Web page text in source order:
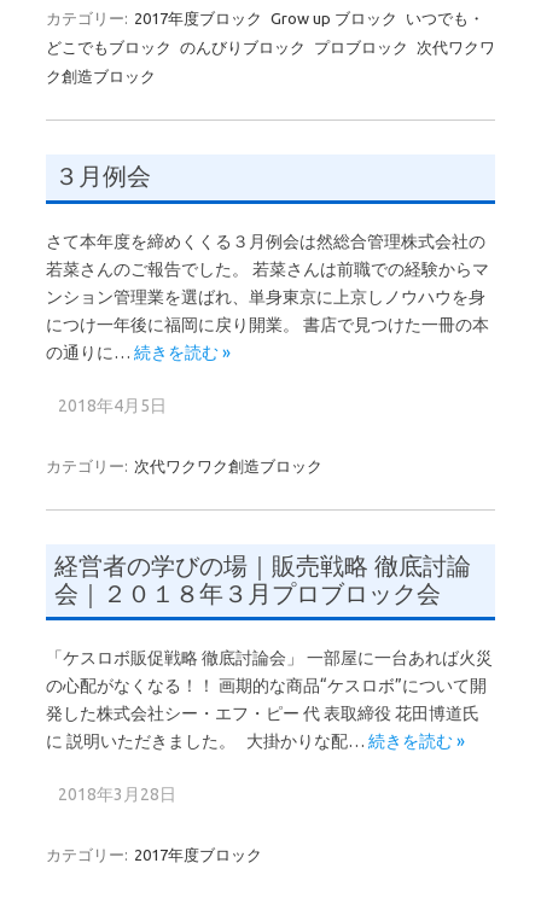
カテゴリー: 2017年度ブロック Grow up ブロック
いつでも・
どこでもブロック
のんびりブロック プロブロック
次代ワクワ
ク創造ブロック
３月例会
さて本年度を締めくくる３月例会は然総合管理株式会社の
若菜さんのご報告でした。 若菜さんは前職での経験からマ
ンション管理業を選ばれ、単身東京に上京しノウハウを身
につけ一年後に福岡に戻り開業。 書店で見つけた一冊の本
の通りに… 続きを読む »
2018年4月5日
カテゴリー: 次代ワクワク創造ブロック
経営者の学びの場｜販売戦略 徹底討論
会｜２０１８年３月プロブロック会
「ケスロボ販促戦略 徹底討論会」 一部屋に一台あれば火災
の心配がなくなる！！ 画期的な商品“ケスロボ”について開
発した株式会社シー・エフ・ピー 代 表取締役 花田博道氏
に 説明いただきました。 大掛かりな配… 続きを読む »
2018年3月28日
カテゴリー: 2017年度ブロック